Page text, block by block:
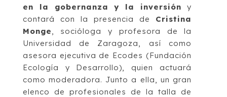
en la gobernanza y la inversión y
contará con la presencia de Cristina
Monge, socióloga y profesora de la
Universidad de Zaragoza, así como
asesora ejecutiva de Ecodes (Fundación
Ecología y Desarrollo), quien actuará
como moderadora. Junto a ella, un gran
elenco de profesionales de la talla de